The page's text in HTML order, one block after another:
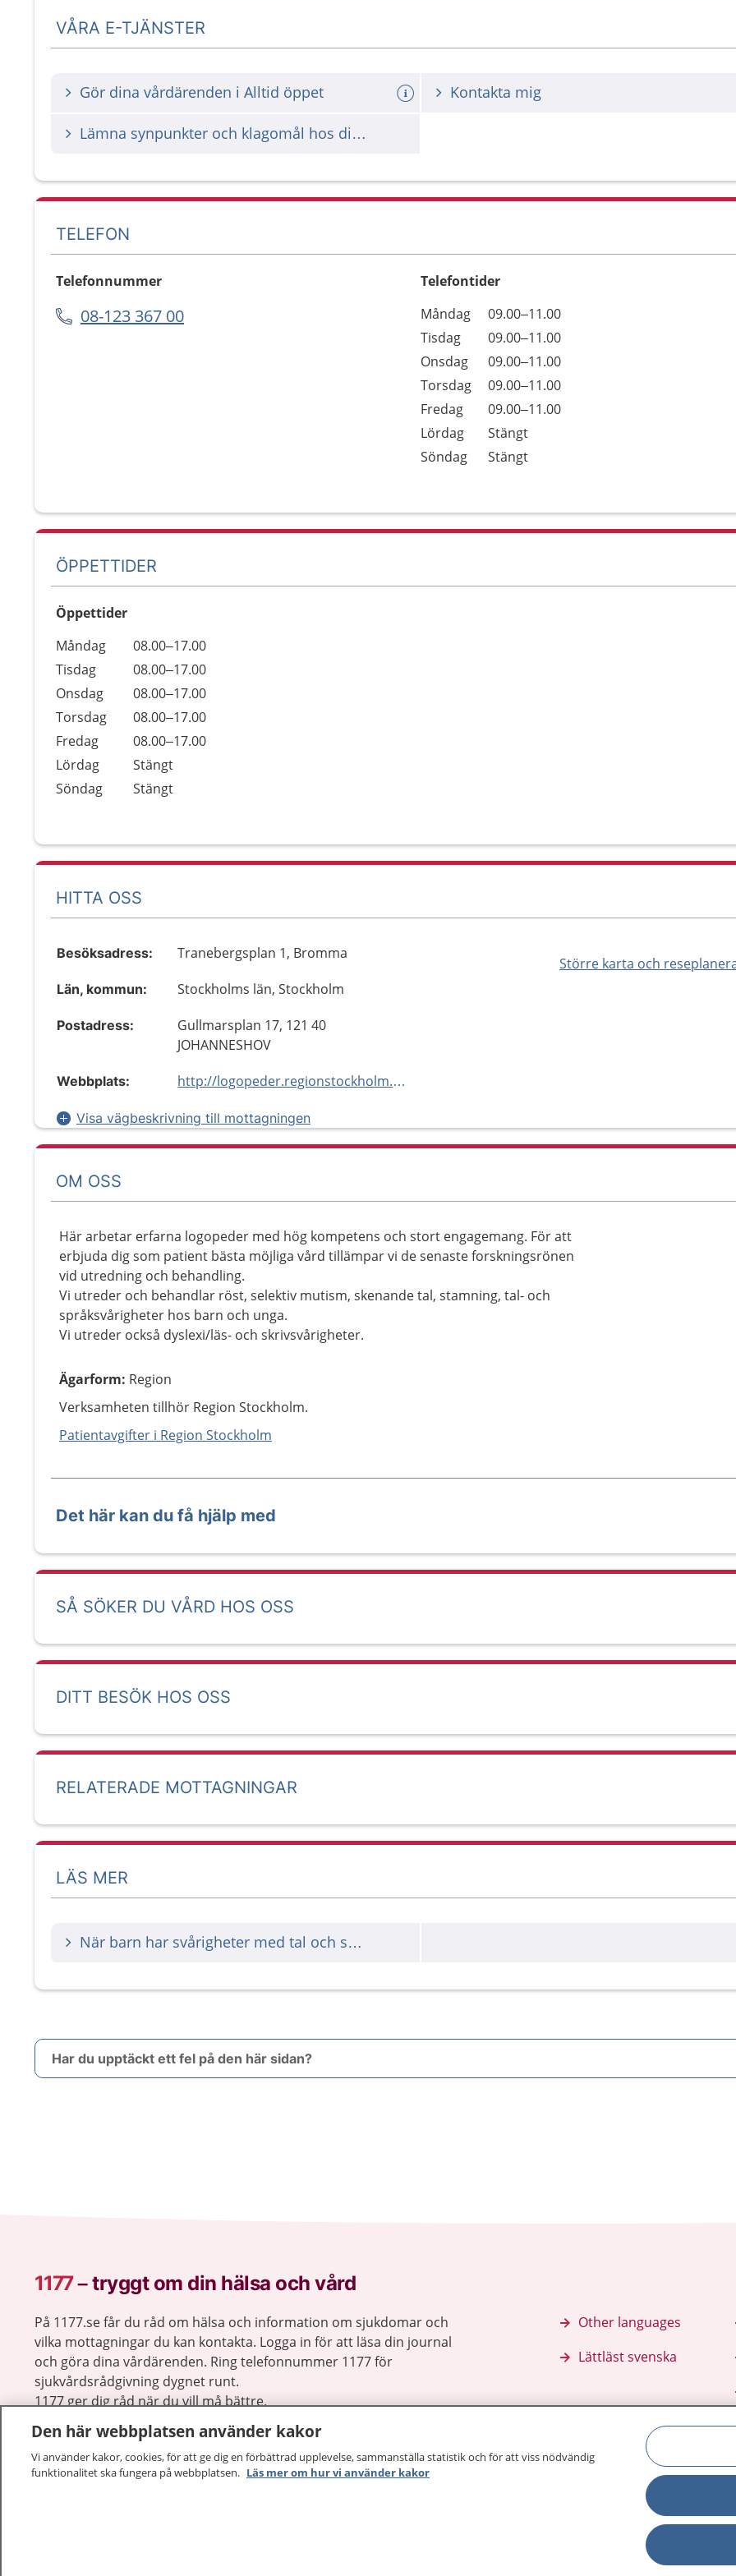
VÅRA E-TJÄNSTER
Gör dina vårdärenden i Alltid öppet Kontakta mig
Lämna synpunkter och klagomål hos din vårdgivare
TELEFON
Telefonnummer
08-123 367 00
Telefontider
Dag
Öppettider
Kommentarer
Måndag
09.00–11.00
Tisdag
09.00–11.00
Onsdag
09.00–11.00
Torsdag
09.00–11.00
Fredag
09.00–11.00
Lördag
Stängt
Söndag
Stängt
ÖPPETTIDER
Öppettider
Dag
Öppettider
Kommentarer
Måndag
08.00–17.00
Tisdag
08.00–17.00
Onsdag
08.00–17.00
Torsdag
08.00–17.00
Fredag
08.00–17.00
Lördag
Stängt
Söndag
Stängt
HITTA OSS
Större karta och
Besöksadress: Tranebergsplan 1, Bromma
Län, kommun: Stockholms län, Stockholm
Postadress:
Gullmarsplan 17, 121 40
JOHANNESHOV
Webbplats: http://logopeder.regionstockholm.se/vara-mottagningar/Alvik/
Visa vägbeskrivning till mottagningen
OM OSS
Här arbetar erfarna logopeder med hög kompetens och stort engagemang. För att
erbjuda dig som patient bästa möjliga vård tillämpar vi de senaste forskningsrönen
vid utredning och behandling.
Vi utreder och behandlar röst, selektiv mutism, skenande tal, stamning, tal- och
språksvårigheter hos barn och unga.
Vi utreder också dyslexi/läs- och skrivsvårigheter.
Ägarform: Region
Verksamheten tillhör Region Stockholm.
Patientavgifter i Region Stockholm
Det här kan du få hjälp med
SÅ SÖKER DU VÅRD HOS OSS
DITT BESÖK HOS OSS
RELATERADE MOTTAGNINGAR
LÄS MER
När barn har svårigheter med tal och språk
Har du upptäckt ett fel på den här sidan?
1177–tryggt om din hälsa och vård
På 1177.se får du råd om hälsa och information om sjukdomar och
vilka mottagningar du kan kontakta. Logga in för att läsa din journal
och göra dina vårdärenden. Ring telefonnummer 1177 för
sjukvårdsrådgivning dygnet runt.
1177 ger dig råd när du vill må bättre.
Other languages
Lättläst svenska
Den här webbplatsen använder kakor
Vi använder kakor, cookies, för att ge dig en förbättrad upplevelse, sammanställa statistik och för att viss nödvändig
funktionalitet ska fungera på webbplatsen. Läs mer om hur vi använder kakor